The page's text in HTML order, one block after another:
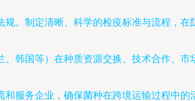
。制定清晰、科学的检疫标准与流程，在
韩国等）在种质资源交换、技术合作、市
服务企业，确保菌种在跨境运输过程中的